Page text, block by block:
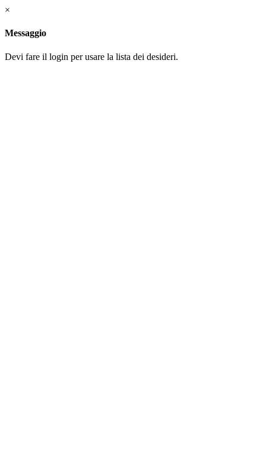
×
Messaggio
Devi fare il login per usare la lista dei desideri.